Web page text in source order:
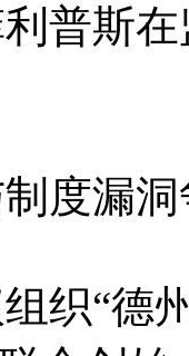
普斯
度漏
织“德